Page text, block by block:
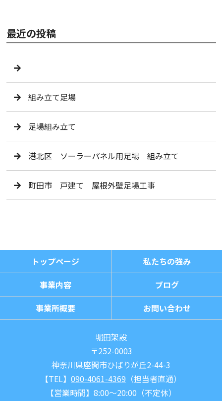
最近の投稿
組み立て足場
足場組み立て
港北区 ソーラーパネル用足場 組み立て
町田市 戸建て 屋根外壁足場工事
トップページ
私たちの強み
事業内容
ブログ
事業所概要
お問い合わせ
堀田架設
〒252-0003
神奈川県座間市ひばりが丘2-44-3
【TEL】 090-4061-4369 （担当者直通）
【営業時間】8:00～20:00（不定休）